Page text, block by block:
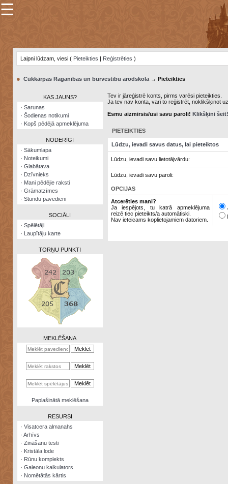
×
Šodienas
notikumi
Visatcera
almanahs
Arhīvs
Zināšanu
kalkulators
Nomētātās
☰
Laipni lūdzam, viesi ( Pieteikties | Reģistrēties )
● Cūkkārpas Raganības un burvestību arodskola→ Pieteikties
KAS JAUNS?
· Sarunas
· Šodienas notikumi
· Kopš pēdējā apmeklējuma
NODERĪGI
· Sākumlapa
· Noteikumi
· Glabātava
· Dzīvnieks
· Mani pēdējie raksti
· Grāmatzīmes
· Stundu pavedieni
SOCIĀLI
· Spēlētāji
· Laupītāju karte
TORŅU PUNKTI
MEKLĒŠANA
Paplašinātā meklēšana
RESURSI
· Visatcera almanahs
· Arhīvs
· Zināšanu testi
· Kristāla lode
· Rūnu komplekts
· Galeonu kalkulators
· Nomētātās kārtis
Tev ir jāreģistrē konts, pirms varēsi pieteikties.
Ja tev nav konta, vari to reģistrēt, noklikšķinot
Esmu aizmirsis/usi savu paroli! Klikšķini šeit!
PIETEIKTIES
Lūdzu, ievadi savus datus, lai pieteiktos
Lūdzu, ievadi savu lietotājvārdu:
Lūdzu, ievadi savu paroli:
OPCIJAS
Atcerēties mani?
Ja iespējots, tu katrā apmeklējuma
reizē tiec pieteikts/a automātiski.
Nav ieteicams koplietojamiem datoriem.